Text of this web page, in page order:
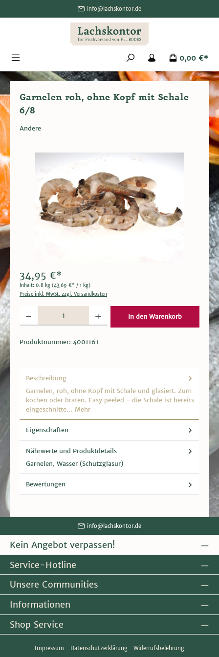
info@lachskontor.de
0,00 €*
Garnelen roh, ohne Kopf mit Schale
6/8
Andere
34,95 €*
Inhalt: 0.8 kg (43,69 €* / 1 kg)
Preise inkl. MwSt. zzgl. Versandkosten
Produkt Anzahl: Gib den gewünschten Wert ein oder benutze die Schaltflächen um
In den Warenkorb
Produktnummer: 4001161
Beschreibung
Garnelen, roh, ohne Kopf mit Schale und glasiert. Zum
kochen oder braten. Easy peeled - die Schale ist bereits
eingeschnitte… Mehr
Eigenschaften
Nährwerte und Produktdetails
Garnelen, Wasser (Schutzglasur)
Bewertungen
info@lachskontor.de
Kein Angebot verpassen!
Service-Hotline
Unsere Communities
Informationen
Shop Service
Impressum Datenschutzerklärung Widerrufsbelehrung